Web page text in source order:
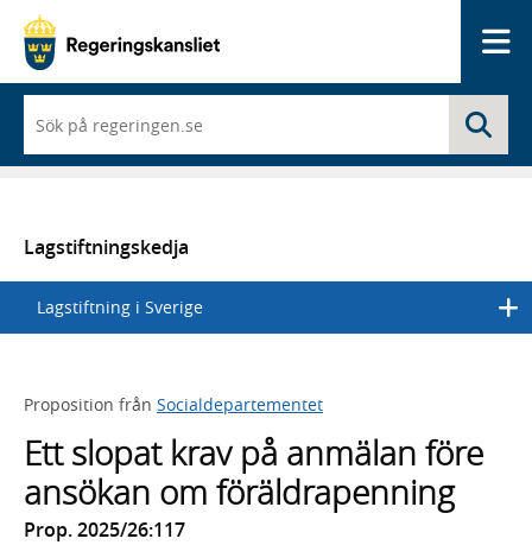
du
börjar
skriva
en
lista
med
sökförslag
Lagstiftningskedja
Lagstiftning i Sverige
Proposition från Socialdepartementet
Ett slopat krav på anmälan före
ansökan om föräldrapenning
Prop. 2025/26:117